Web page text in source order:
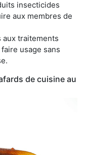
insecticides
aux membres de
traitements
usage sans
de cuisine au